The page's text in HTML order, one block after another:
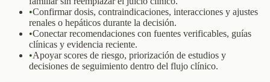
•Confirmar dosis, contraindicaciones, interacciones y ajustes
renales o hepáticos durante la decisión.
•Conectar recomendaciones con fuentes verificables, guías
clínicas y evidencia reciente.
•Apoyar scores de riesgo, priorización de estudios y
decisiones de seguimiento dentro del flujo clínico.